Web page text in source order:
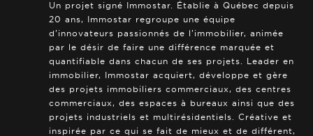
Un projet signé Immostar. Établie à Québec depuis
20 ans, Immostar regroupe une équipe
d’innovateurs passionnés de l’immobilier, animée
par le désir de faire une différence marquée et
quantifiable dans chacun de ses projets. Leader en
immobilier, Immostar acquiert, développe et gère
des projets immobiliers commerciaux, des centres
commerciaux, des espaces à bureaux ainsi que des
projets industriels et multirésidentiels. Créative et
inspirée par ce qui se fait de mieux et de différent,